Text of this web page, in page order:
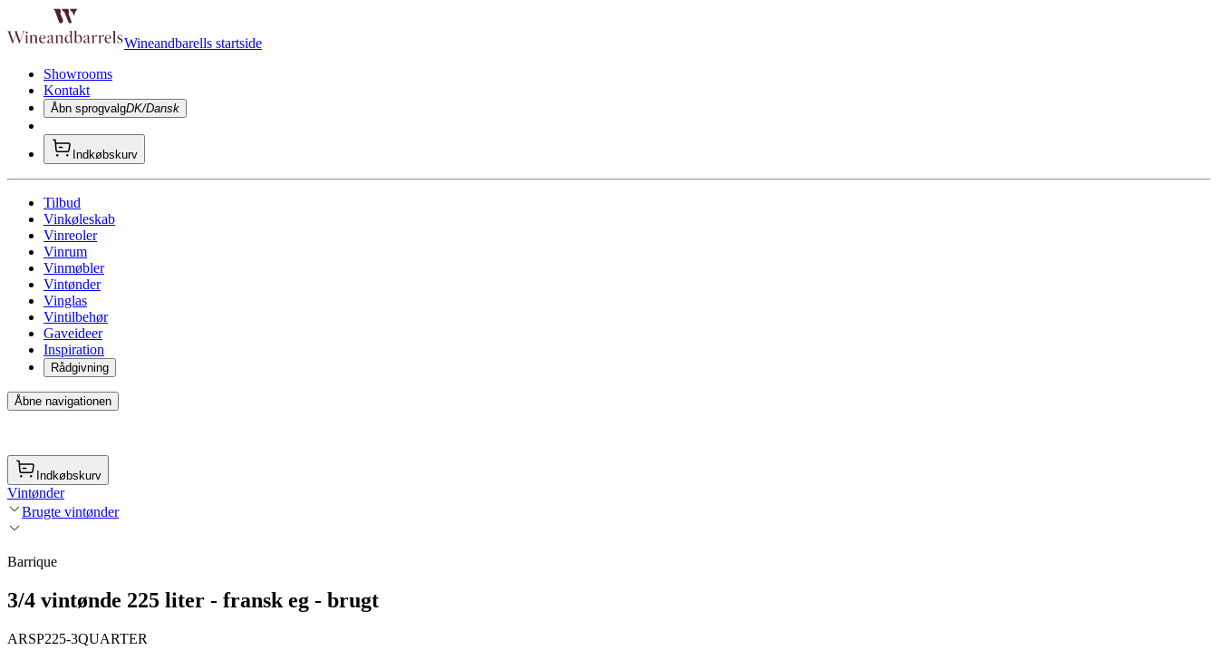
Wineandbarells startside
Showrooms
Kontakt
Åbn sprogvalgDK/Dansk
Indkøbskurv
Tilbud
Vinkøleskab
Vinreoler
Vinrum
Vinmøbler
Vintønder
Vinglas
Vintilbehør
Gaveideer
Inspiration
Rådgivning
Åbne navigationen
Indkøbskurv
Vintønder
Brugte vintønder
Barrique
3/4 vintønde 225 liter - fransk eg - brugt
ARSP225-3QUARTER